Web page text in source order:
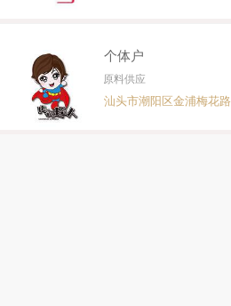
个体户
原料供应
汕头市潮阳区金浦梅花路